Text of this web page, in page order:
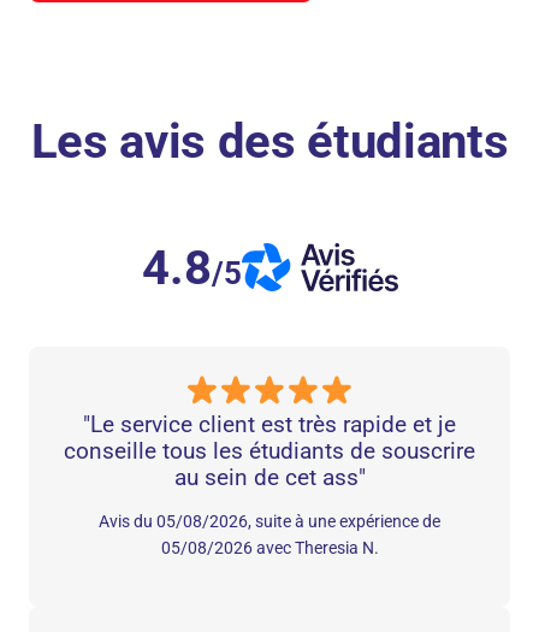
Les avis des étudiants
4.8/5
"Le service client est très rapide et je
conseille tous les étudiants de souscrire
au sein de cet ass"
Avis du 05/08/2026, suite à une expérience de
05/08/2026 avec Theresia N.